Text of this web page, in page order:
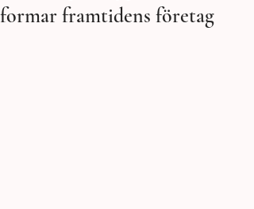
formar framtidens företag